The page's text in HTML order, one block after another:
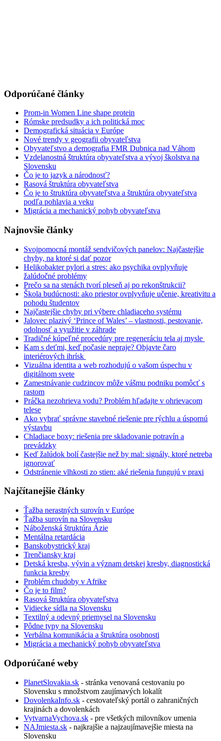
Odporúčané články
Prom-in Women Line shape protein
Rómske predsudky a ich politická moc
Demografická situácia v Európe
Nové trendy v geografii obyvateľstva
Obyvateľstvo a demografia FMR Dubnica nad Váhom
Vzdelanostná štruktúra obyvateľstva a vývoj školstva na
Slovensku
Čo je to jazyk a národnosť?
Rasová štruktúra obyvateľstva
Čo je to štruktúra obyvateľstva a štruktúra obyvateľstva
podľa pohlavia a veku
Migrácia a mechanický pohyb obyvateľstva
Najnovšie články
Svojpomocná montáž sendvičových panelov: Najčastejšie
chyby, na ktoré si dať pozor
Helikobakter pylori a stres: ako psychika ovplyvňuje
žalúdočné problémy
Prečo sa na stenách tvorí pleseň aj po rekonštrukcii?
Škola budúcnosti: ako priestor ovplyvňuje učenie, kreativitu a
pohodu študentov
Najčastejšie chyby pri výbere chladiaceho systému
Jalovec plazivý ‘Prince of Wales’ – vlastnosti, pestovanie,
odolnosť a využitie v záhrade
Tradičné kúpeľné procedúry pre regeneráciu tela aj mysle
Kam s deťmi, keď počasie nepraje? Objavte čaro
interiérových ihrísk
Vizuálna identita a web rozhodujú o vašom úspechu v
digitálnom svete
Zamestnávanie cudzincov môže vášmu podniku pomôcť s
rastom
Práčka nezohrieva vodu? Problém hľadajte v ohrievacom
telese
Ako vybrať správne stavebné riešenie pre rýchlu a úspornú
výstavbu
Chladiace boxy: riešenia pre skladovanie potravín a
prevádzky
Keď žalúdok bolí častejšie než by mal: signály, ktoré netreba
ignorovať
Odstránenie vlhkosti zo stien: aké riešenia fungujú v praxi
Najčítanejšie články
Ťažba nerastných surovín v Európe
Ťažba surovín na Slovensku
Náboženská štruktúra Ázie
Mentálna retardácia
Banskobystrický kraj
Trenčiansky kraj
Detská kresba, vývin a význam detskej kresby, diagnostická
funkcia kresby
Problém chudoby v Afrike
Čo je to film?
Rasová štruktúra obyvateľstva
Vidiecke sídla na Slovensku
Textilný a odevný priemysel na Slovensku
Pôdne typy na Slovensku
Verbálna komunikácia a štruktúra osobnosti
Migrácia a mechanický pohyb obyvateľstva
Odporúčané weby
PlanetSlovakia.sk - stránka venovaná cestovaniu po
Slovensku s množstvom zaujímavých lokalít
DovolenkaInfo.sk - cestovateľský portál o zahraničných
krajinách a dovolenkách
VytvarnaVychova.sk - pre všetkých milovníkov umenia
NAJmiesta.sk - najkrajšie a najzaujímavejšie miesta na
Slovensku